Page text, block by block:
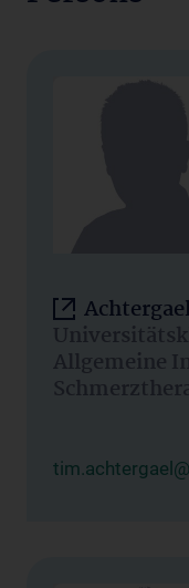
Allgemeine